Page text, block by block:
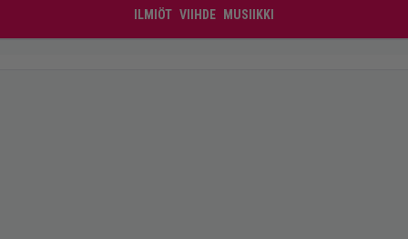
ILMIÖT VIIHDE MUSIIKKI